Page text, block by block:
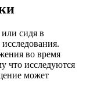
сидя в
во время
что исследуются
может